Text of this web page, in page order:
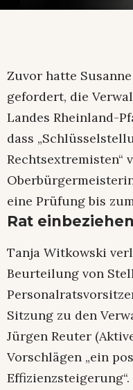
Zuvor hatte
gefordert, die
Landes Rheinland-
dass
Rechtsextremisten“
eine Prüfung bis
Rat einbeziehen
Tanja Witkowski
Beurteilung von
Sitzung zu den
Jürgen Reuter
Vorschlägen „ein
Effizienzsteigerung“.